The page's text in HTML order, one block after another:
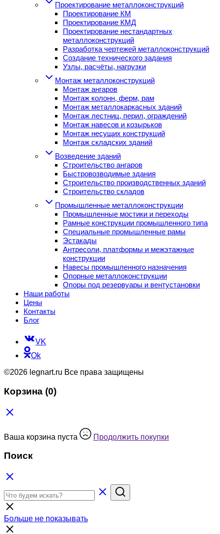
Проектирование металлоконструкций
Проектирование КМ
Проектирование КМД
Проектирование нестандартных
металлоконструкций
Разработка чертежей металлоконструкций
Создание технического задания
Узлы, расчёты, нагрузки
Монтаж металлоконструкций
Монтаж ангаров
Монтаж колонн, ферм, рам
Монтаж металлокаркасных зданий
Монтаж лестниц, перил, ограждений
Монтаж навесов и козырьков
Монтаж несущих конструкций
Монтаж складских зданий
Возведение зданий
Строительство ангаров
Быстровозводимые здания
Строительство производственных зданий
Строительство складов
Промышленные металлоконструкции
Промышленные мостики и переходы
Рамные конструкции промышленного типа
Специальные промышленные рамы
Эстакады
Антресоли, платформы и межэтажные
конструкции
Навесы промышленного назначения
Опорные металлоконструкции
Опоры под резервуары и вентустановки
Наши работы
Цены
Контакты
Блог
VK
Ok
©2026 legnart.ru Все права защищены
Корзина (0)
Ваша корзина пуста Продолжить покупки
Поиск
Больше не показывать